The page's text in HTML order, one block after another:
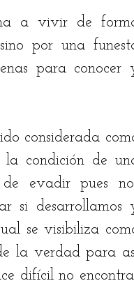
a vivir de
por una
para conocer
considerada
condición de
evadir pues
si desarrollamos
se visibiliza
la verdad para
difícil no